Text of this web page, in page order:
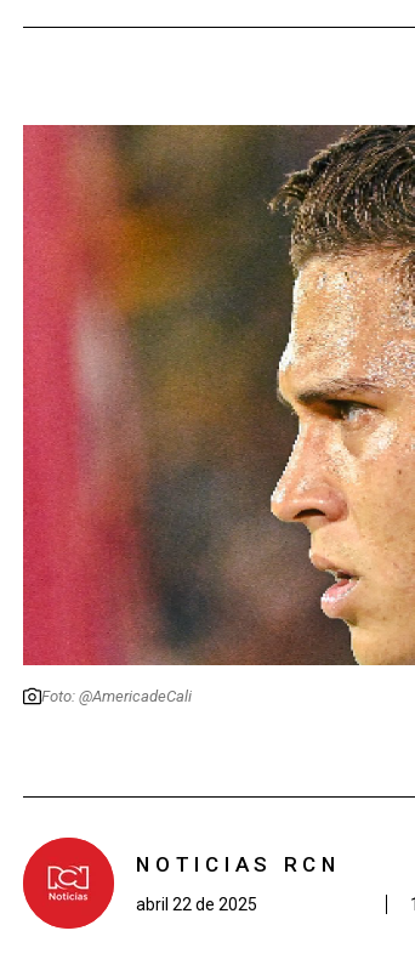
Foto: @AmericadeCali
NOTICIAS RCN
abril 22 de 2025